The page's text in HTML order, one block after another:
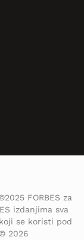
FORBES za
izdanjima sva
se koristi pod
2026